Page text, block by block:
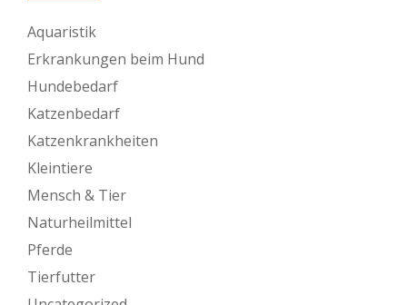
Aquaristik
Erkrankungen beim Hund
Hundebedarf
Katzenbedarf
Katzenkrankheiten
Kleintiere
Mensch & Tier
Naturheilmittel
Pferde
Tierfutter